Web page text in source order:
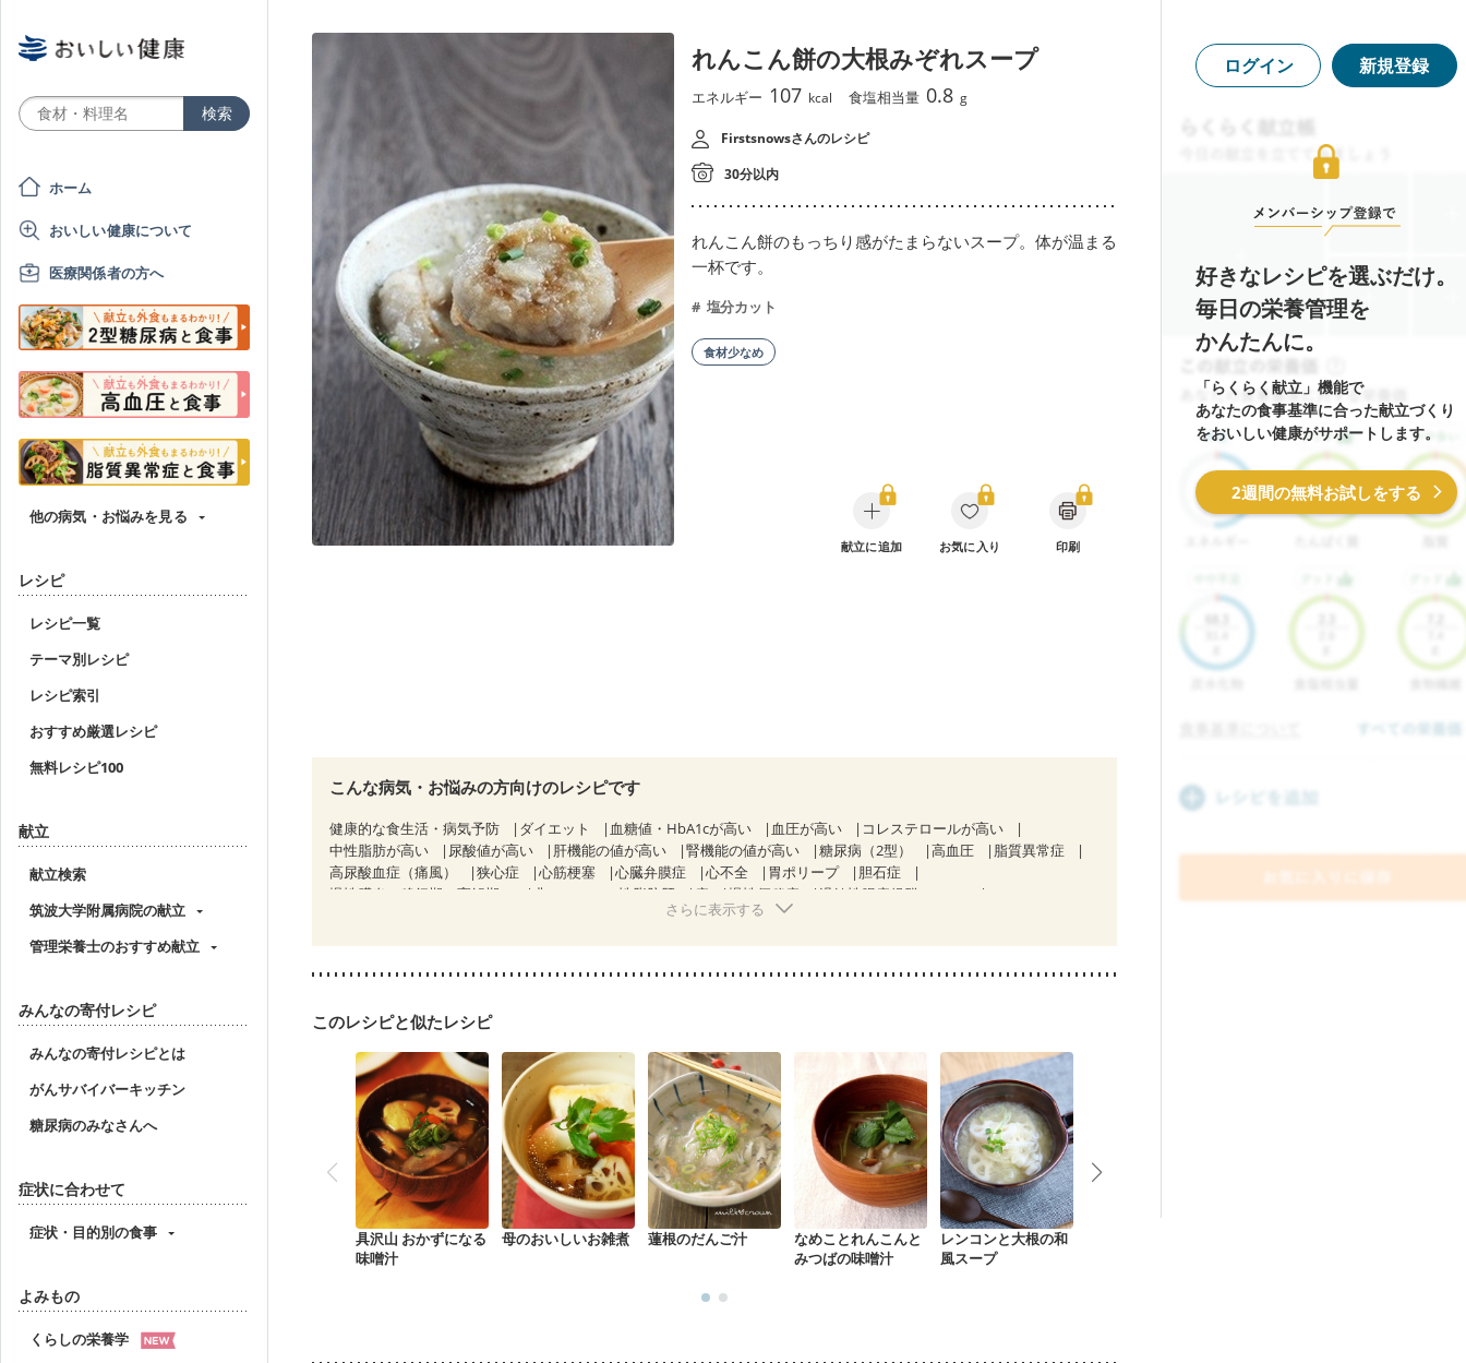
ホーム
おいしい健康について
医療関係者の方へ
他の病気・お悩みを見る
レシピ
レシピ一覧
テーマ別レシピ
レシピ索引
おすすめ厳選レシピ
無料レシピ100
献立
献立検索
筑波大学附属病院の献立
管理栄養士のおすすめ献立
みんなの寄付レシピ
みんなの寄付レシピとは
がんサバイバーキッチン
糖尿病のみなさんへ
症状に合わせて
症状・目的別の食事
よみもの
くらしの栄養学
れんこん餅の大根みぞれスープ
エネルギー 107 kcal 食塩相当量 0.8 g
Firstsnowsさんのレシピ
30分以内
れんこん餅のもっちり感がたまらないスープ。体が温まる
一杯です。
塩分カット
食材少なめ
献立に追加 お気に入り 印刷
こんな病気・お悩みの方向けのレシピです
健康的な食生活・病気予防 ダイエット 血糖値・HbA1cが高い 血圧が高い
コレステロールが高い
中性脂肪が高い
尿酸値が高い 肝機能の値が高い 腎機能の値が高い 糖尿病（2型） 高血圧
脂質異常症
高尿酸血症（痛風）
狭心症 心筋梗塞 心臓弁膜症 心不全 胃ポリープ
胆石症
慢性膵炎（移行期・寛解期）
非アルコール性脂肪肝 痔 慢性便秘症
過敏性腸症候群（IBS）
糖尿病性腎症（第２期）
妊娠中(初期)
妊婦健診・体重増加が気になる（初期）
妊婦健診・血圧が気になる（初期）
産後（ミルク）
骨折
さらに表示する
このレシピと似たレシピ
具沢山 おかずになる
味噌汁
母のおいしいお雑煮 蓮根のだんご汁
なめことれんこんと
みつばの味噌汁
レンコンと大根の和
風スープ
ログイン 新規登録
好きなレシピを選ぶだけ。
毎日の栄養管理を
かんたんに。
「らくらく献立」機能で
あなたの食事基準に合った献立づくり
をおいしい健康がサポートします。
2週間の無料お試しをする